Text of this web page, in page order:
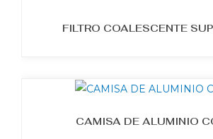
FILTRO COALESCENTE
CAMISA DE ALUMINIO